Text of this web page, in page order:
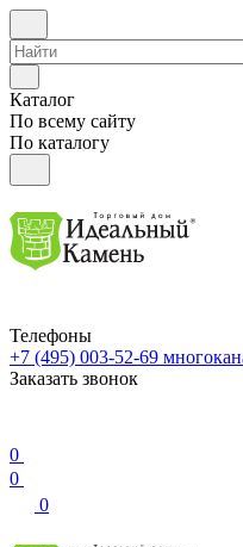
Каталог
По всему сайту
По каталогу
Телефоны
+7 (495) 003-52-69
Заказать звонок
0
0
0